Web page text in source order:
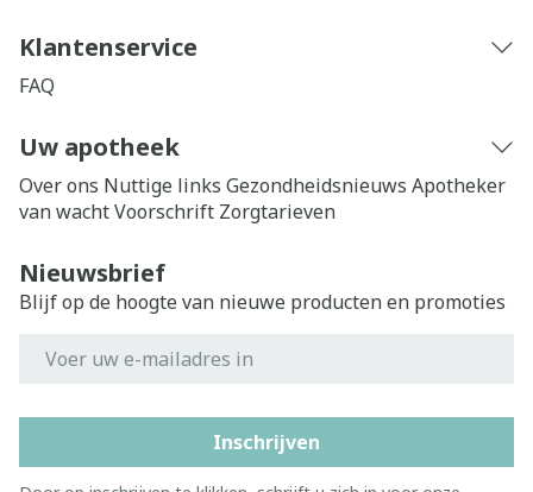
Klantenservice
FAQ
Uw apotheek
Over ons Nuttige links Gezondheidsnieuws Apotheker
van wachtVoorschrift Zorgtarieven
Nieuwsbrief
Blijf op de hoogte van nieuwe producten en promoties
Inschrijven